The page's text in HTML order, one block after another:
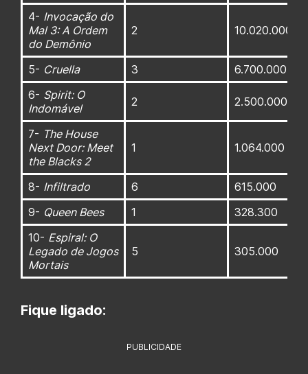
4- Invocação do
Mal 3: A Ordem
do Demônio
2 10.020.000
5- Cruella 3
6.700.000
6- Spirit: O
Indomável
2 2.500.000
7- The House
Next Door: Meet
the Blacks 2
1 1.064.000
8- Infiltrado 6
615.000
9- Queen Bees 1
328.300
10- Espiral: O
Legado de Jogos
Mortais
5 305.000
Fique ligado:
PUBLICIDADE